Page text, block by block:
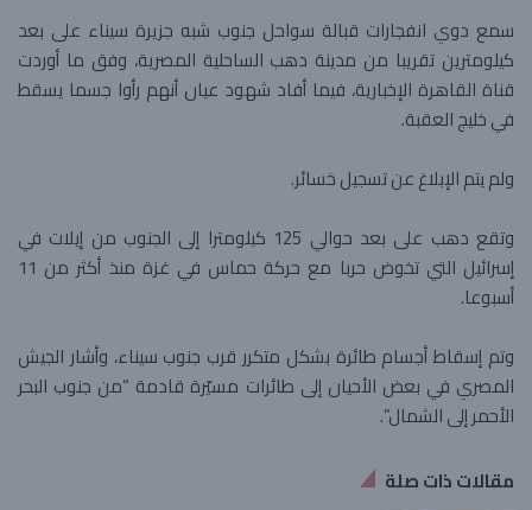
سمع دوي انفجارات قبالة سواحل جنوب شبه جزيرة سيناء على بعد
كيلومترين تقريبا من مدينة دهب الساحلية المصرية، وفق ما أوردت
قناة القاهرة الإخبارية، فيما أفاد شهود عيان أنهم رأوا جسما يسقط
في خليج العقبة.
ولم يتم الإبلاغ عن تسجيل خسائر.
وتقع دهب على بعد حوالي 125 كيلومترا إلى الجنوب من إيلات في
إسرائيل التي تخوض حربا مع حركة حماس في غزة منذ أكثر من 11
أسبوعا.
وتم إسقاط أجسام طائرة بشكل متكرر قرب جنوب سيناء، وأشار الجيش
المصري في بعض الأحيان إلى طائرات مسيّرة قادمة “من جنوب البحر
الأحمر إلى الشمال”.
مقالات ذات صلة